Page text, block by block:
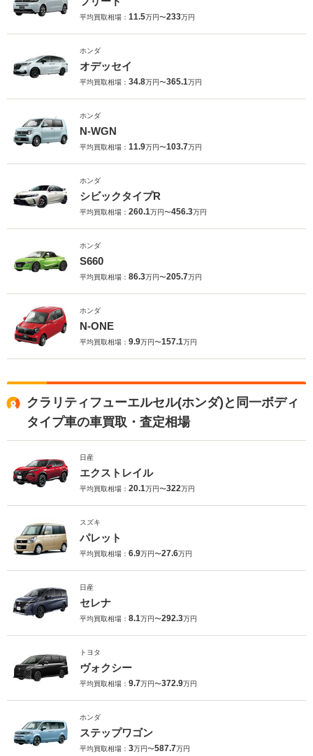
平均買取相場： 11.5万円〜233万円
ホンダ
オデッセイ
平均買取相場： 34.8万円〜365.1万円
ホンダ
N-WGN
平均買取相場： 11.9万円〜103.7万円
ホンダ
シビックタイプR
平均買取相場： 260.1万円〜456.3万円
ホンダ
S660
平均買取相場： 86.3万円〜205.7万円
ホンダ
N-ONE
平均買取相場： 9.9万円〜157.1万円
クラリティフューエルセル(ホンダ)と同一ボディ
タイプ車の車買取・査定相場
日産
エクストレイル
平均買取相場： 20.1万円〜322万円
スズキ
パレット
平均買取相場： 6.9万円〜27.6万円
日産
セレナ
平均買取相場： 8.1万円〜292.3万円
トヨタ
ヴォクシー
平均買取相場： 9.7万円〜372.9万円
ホンダ
ステップワゴン
平均買取相場： 3万円〜587.7万円